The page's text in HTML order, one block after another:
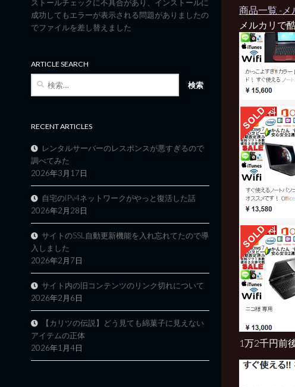
商品一覧 -メ
メルカリで
1万2千円前
ストールチェックに不具合があり、インストールに
成功してもエラーが表示される問題がありましたの
でファイルを差し替えました
ARTICLE SEARCH
RECENT ARTICLES
レンタルサーバーのレスポンスが悪すぎるので
調べてみた
2026年3月17日
自宅のIPv4ネットワークがやっと復活した話
2026年2月28日
サイトのSSL自動更新機能を入れ忘れてたので導
入しました
2026年2月7日
サイト内の旧コンテンツのリンク切れについて
2026年2月6日
【カリツの伝説】どう見ても綿菓子に見えない
アイテムの正体
2026年1月4日